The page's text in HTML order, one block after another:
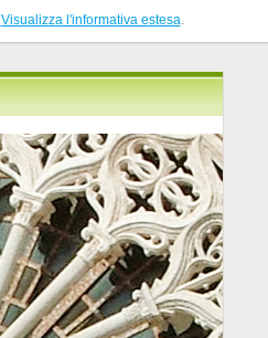
Visualizza l'informativa estesa.